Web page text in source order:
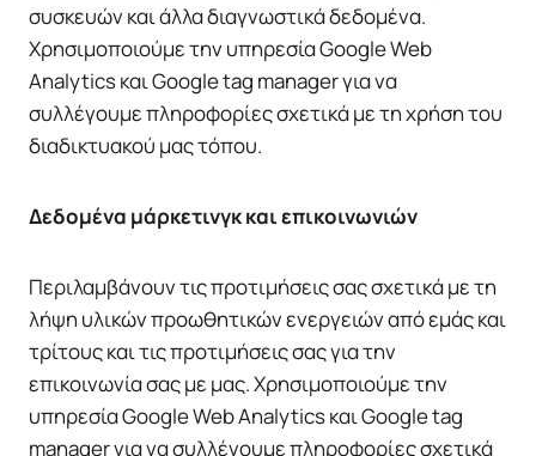
συσκευών και άλλα διαγνωστικά δεδομένα.
Xρησιμοποιούμε την υπηρεσία Google Web
Analytics και Google tag manager για να
συλλέγουμε πληροφορίες σχετικά με τη χρήση του
διαδικτυακού μας τόπου.
Δεδομένα μάρκετινγκ και επικοινωνιών
Περιλαμβάνουν τις προτιμήσεις σας σχετικά με τη
λήψη υλικών προωθητικών ενεργειών από εμάς και
τρίτους και τις προτιμήσεις σας για την
επικοινωνία σας με μας. Xρησιμοποιούμε την
υπηρεσία Google Web Analytics και Google tag
manager για να συλλέγουμε πληροφορίες σχετικά